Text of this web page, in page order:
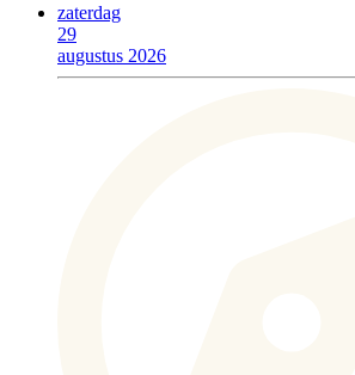
zaterdag
29
augustus 2026